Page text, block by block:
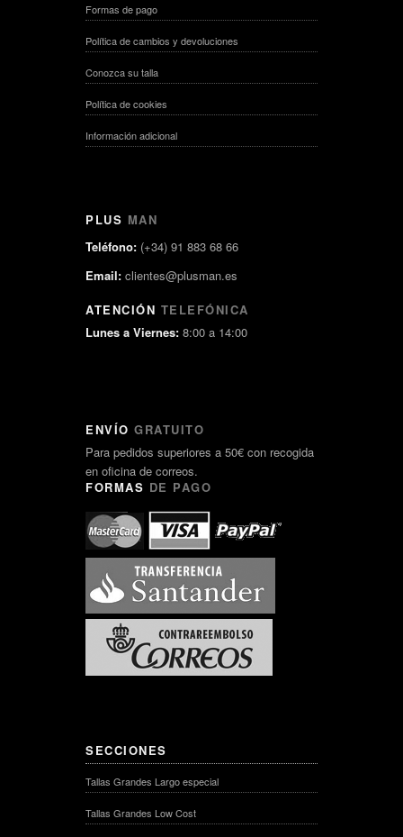
Formas de pago
Política de cambios y devoluciones
Conozca su talla
Política de cookies
Información adicional
PLUS MAN
Teléfono: (+34) 91 883 68 66
Email: clientes@plusman.es
ATENCIÓN TELEFÓNICA
Lunes a Viernes: 8:00 a 14:00
ENVÍO GRATUITO
Para pedidos superiores a 50€ con recogida
en oficina de correos.
FORMAS DE PAGO
SECCIONES
Tallas Grandes Largo especial
Tallas Grandes Low Cost